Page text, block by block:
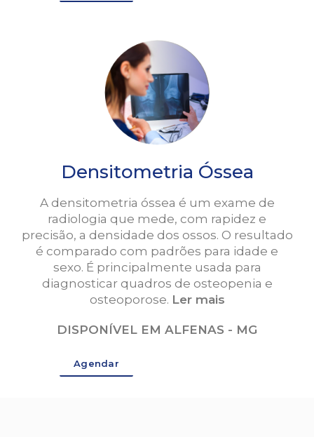
Densitometria Óssea
A densitometria óssea é um exame de
radiologia que mede, com rapidez e
precisão, a densidade dos ossos. O resultado
é comparado com padrões para idade e
sexo. É principalmente usada para
diagnosticar quadros de osteopenia e
osteoporose. Ler mais
DISPONÍVEL EM ALFENAS - MG
Agendar